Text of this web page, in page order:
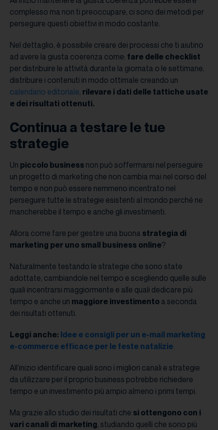
complesso ma non ti preoccupare, ci sono dei metodi per
perseguire questi obiettivi in modo costante.
Nel dettaglio, è possibile creare dei processi che ti aiutino
ad avere la giusta coerenza come: fare delle checklist
per distribuire le attività durante la giornata o le settimane,
distribuire i contenuti in modo ottimale creando un
calendario editoriale, rilevare i dati delle tattiche usate
e dei risultati ottenuti.
Continua a testare le tue
strategie
Un piccolo business non può soffermarsi nel perseguire
un progetto di marketing che non cambia mai nel corso del
tempo e non può essere nemmeno incentrato nel
perseguire tutte le strategie esistenti al mondo perché ne
mancherebbe il tempo e anche gli investimenti.
Allora come fare per gestire una buona strategia di
marketing per uno small business online?
Naturalmente testando le strategie che sono state
adottate, cambiandole nel tempo e scegliendo quelle sulle
quali incentrarsi maggiormente e alle quali dedicare più
tempo e anche un maggiore investimento a seconda
dei risultati ottenuti.
Leggi anche: Idee e consigli per un e-mail marketing
e-commerce efficace per le feste natalizie
All’inizio identificare quali sono i migliori canali e strategie
da utilizzare per il proprio business potrebbe richiedere
tempo e un investimento più ampio almeno i primi tempi.
Ma grazie allo studio dei risultati che si ottengono con i
vari canali di marketing, studiando quelli che sono più